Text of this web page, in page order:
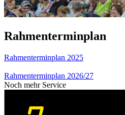
Rahmenterminplan
Rahmenterminplan 2025
Rahmenterminplan 2026/27
Noch mehr Service